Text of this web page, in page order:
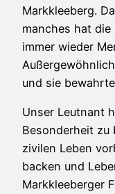
Markkleeberg.
manches hat
immer wieder
und sie
Unser Leutnant
Besonderheit zu
zivilen Leben
backen und
Markkleeberger